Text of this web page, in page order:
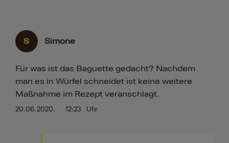
S Simone
20.06.2020. 12:23 Uhr
Für was ist das Baguette gedacht? Nachdem
man es in Würfel schneidet ist keine weitere
Maßnahme im Rezept veranschlagt.